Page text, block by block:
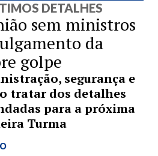
DETALHES
sem ministros
da
golpe
segurança e
tratar dos detalhes
para a próxima
Turma